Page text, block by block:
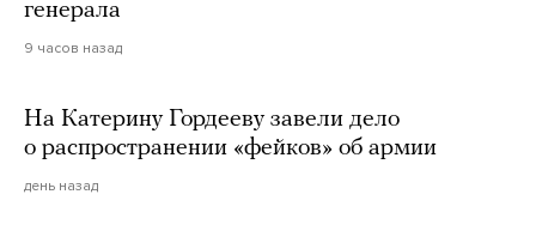
генерала
9 часов назад
На Катерину Гордееву завели дело
о распространении «фейков» об армии
день назад